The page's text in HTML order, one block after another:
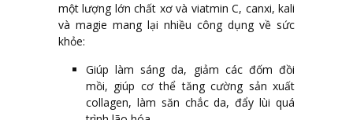
một lượng lớn chất xơ và viatmin C, canxi, kali
và magie mang lại nhiều công dụng về sức
khỏe:
Giúp làm sáng da, giảm các đốm đồi
mồi, giúp cơ thể tăng cường sản xuất
collagen, làm săn chắc da, đẩy lùi quá